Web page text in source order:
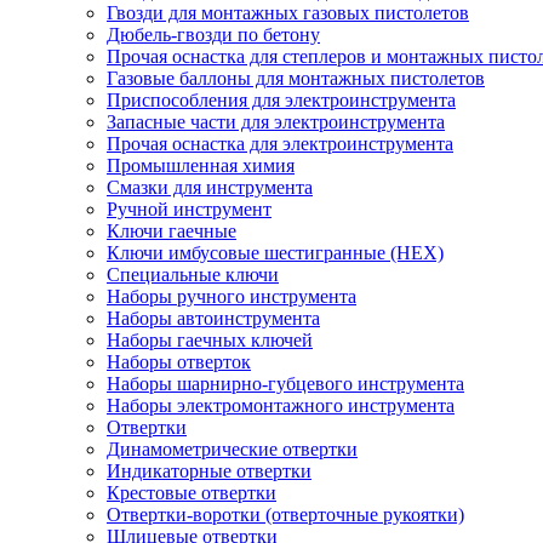
Гвозди для монтажных газовых пистолетов
Дюбель-гвозди по бетону
Прочая оснастка для степлеров и монтажных
Газовые баллоны для монтажных пистолетов
Приспособления для электроинструмента
Запасные части для электроинструмента
Прочая оснастка для электроинструмента
Промышленная химия
Смазки для инструмента
Ручной инструмент
Ключи гаечные
Ключи имбусовые шестигранные (HEX)
Специальные ключи
Наборы ручного инструмента
Наборы автоинструмента
Наборы гаечных ключей
Наборы отверток
Наборы шарнирно-губцевого инструмента
Наборы электромонтажного инструмента
Отвертки
Динамометрические отвертки
Индикаторные отвертки
Крестовые отвертки
Отвертки-воротки (отверточные рукоятки)
Шлицевые отвертки